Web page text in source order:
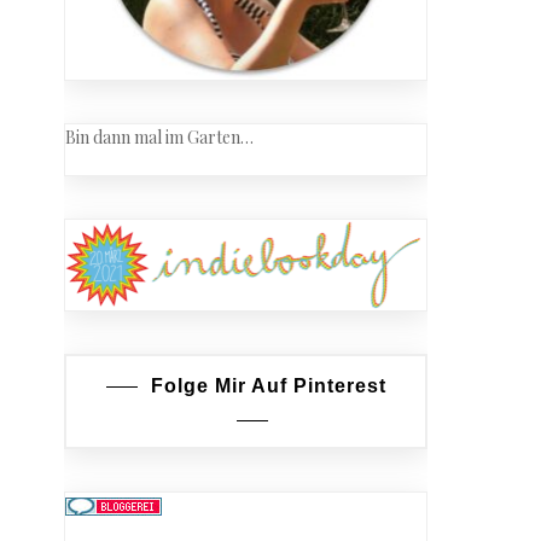
Bin dann mal im Garten…
Folge Mir Auf Pinterest